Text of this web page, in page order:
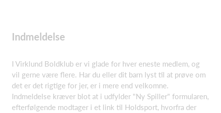
Indmeldelse
I Virklund Boldklub er vi glade for hver eneste medlem, og
vil gerne være flere. Har du eller dit barn lyst til at prøve om
det er det rigtige for jer, er i mere end velkomne.
Indmeldelse kræver blot at i udfylder "Ny Spiller" formularen,
efterfølgende modtager i et link til Holdsport, hvorfra der